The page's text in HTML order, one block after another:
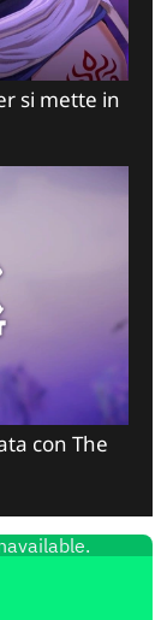
si mette in
con The